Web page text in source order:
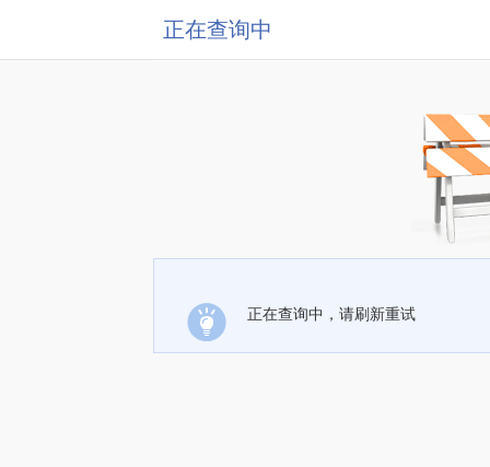
正在查询中
正在查询中，请刷新重试